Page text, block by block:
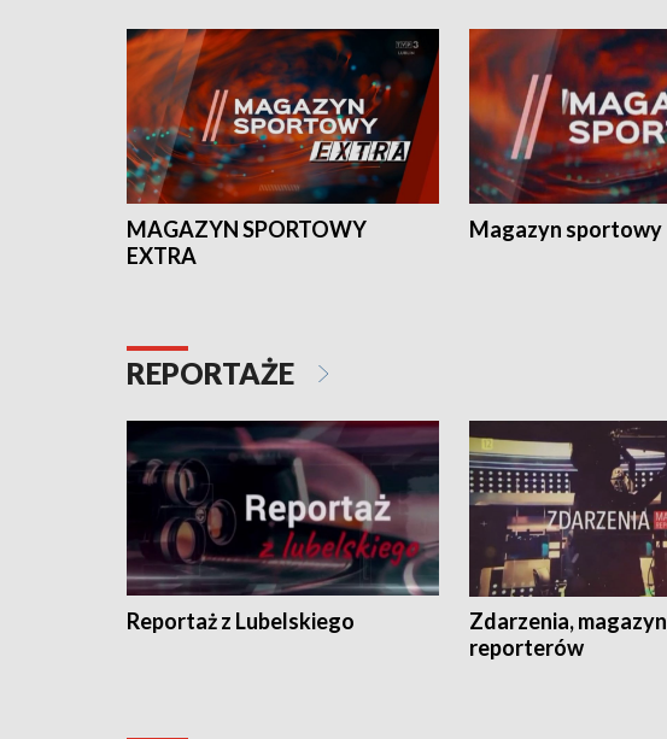
MAGAZYN SPORTOWY
EXTRA
Magazyn sportowy
REPORTAŻE
Reportaż z Lubelskiego
Zdarzenia, magazyn
reporterów